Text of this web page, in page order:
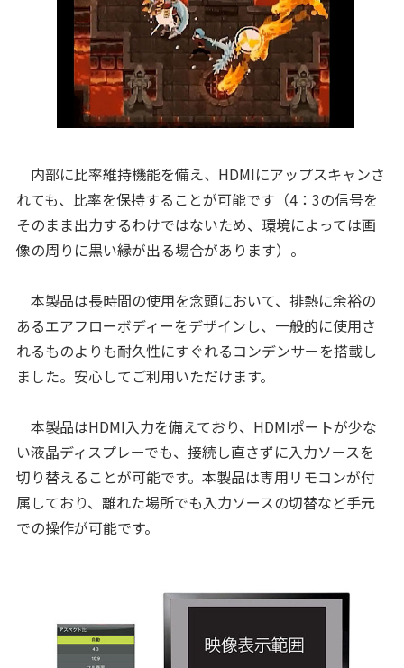
内部に比率維持機能を備え、HDMIにアップスキャンさ
れても、比率を保持することが可能です（4：3の信号を
そのまま出力するわけではないため、環境によっては画
像の周りに黒い縁が出る場合があります）。
本製品は長時間の使用を念頭において、排熱に余裕の
あるエアフローボディーをデザインし、一般的に使用さ
れるものよりも耐久性にすぐれるコンデンサーを搭載し
ました。安心してご利用いただけます。
本製品はHDMI入力を備えており、HDMIポートが少な
い液晶ディスプレーでも、接続し直さずに入力ソースを
切り替えることが可能です。本製品は専用リモコンが付
属しており、離れた場所でも入力ソースの切替など手元
での操作が可能です。